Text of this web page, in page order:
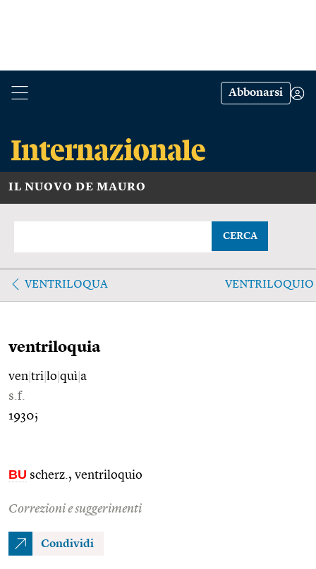
Abbonarsi
IL NUOVO DE MAURO
CERCA
VENTRILOQUA VENTRILOQUIO
ventriloquia
ven tri lo quì a
s.f.
1930;
BU scherz., ventriloquio
Correzioni e suggerimenti
Condividi